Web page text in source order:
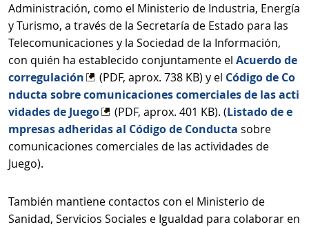
Administración, como el Ministerio de Industria, Energía
y Turismo, a través de la Secretaría de Estado para las
Telecomunicaciones y la Sociedad de la Información,
con quién ha establecido conjuntamente el Acuerdo de
corregulación
(PDF, aprox. 738 KB) y el Código de Co
nducta sobre comunicaciones comerciales de las acti
vidades de Juego
(PDF, aprox. 401 KB). (Listado de e
mpresas adheridas al Código de Conducta sobre
comunicaciones comerciales de las actividades de
Juego).
También mantiene contactos con el Ministerio de
Sanidad, Servicios Sociales e Igualdad para colaborar en